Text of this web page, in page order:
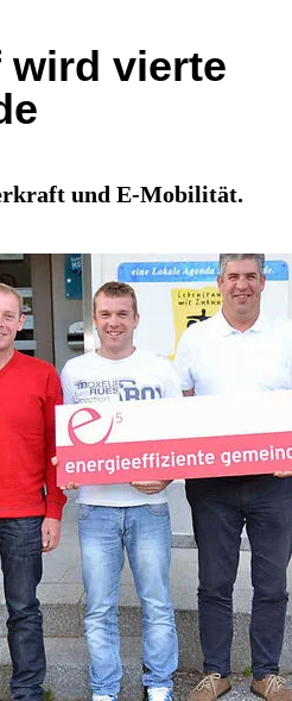
wird vierte
und E-Mobilität.